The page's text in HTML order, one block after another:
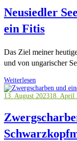
Neusiedler
ein Fitis
Das Ziel meiner
und von ungarischer
Weiterlesen
13. August 202318. April